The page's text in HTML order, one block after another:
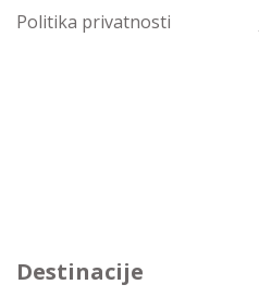
Politika privatnosti
Destinacije